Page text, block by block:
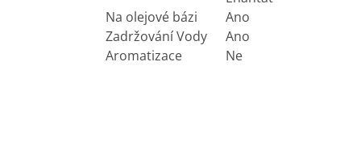
Na olejové bázi
Ano
Zadržování Vody
Ano
Aromatizace
Ne